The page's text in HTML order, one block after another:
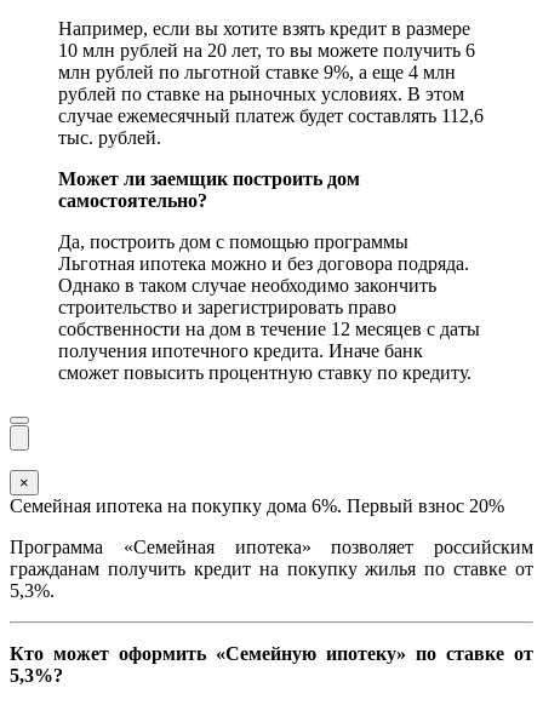
Например, если вы хотите взять кредит в размере
10 млн рублей на 20 лет, то вы можете получить 6
млн рублей по льготной ставке 9%, а еще 4 млн
рублей по ставке на рыночных условиях. В этом
случае ежемесячный платеж будет составлять 112,6
тыс. рублей.
Может ли заемщик построить дом
самостоятельно?
Да, построить дом с помощью программы
Льготная ипотека можно и без договора подряда.
Однако в таком случае необходимо закончить
строительство и зарегистрировать право
собственности на дом в течение 12 месяцев с даты
получения ипотечного кредита. Иначе банк
сможет повысить процентную ставку по кредиту.
×
Семейная ипотека на покупку дома 6%. Первый взнос 20%
Программа «Семейная ипотека» позволяет российским
гражданам получить кредит на покупку жилья по ставке от
5,3%.
Кто может оформить «Семейную ипотеку» по ставке от
5,3%?